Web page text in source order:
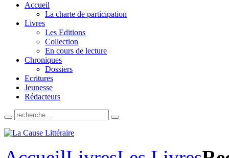
Accueil
La charte de participation
Livres
Les Editions
Collection
En cours de lecture
Chroniques
Dossiers
Ecritures
Jeunesse
Rédacteurs